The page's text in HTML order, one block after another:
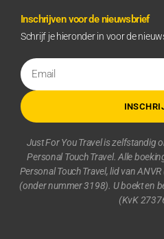
Inschrijven voor de nieuwsbrief
Schrijf je hieronder in voor de
Just For You Travel is zelfstandig
Personal Touch Travel. Alle
Personal Touch Travel, lid van
(onder nummer 3198). U boekt en
(KvK